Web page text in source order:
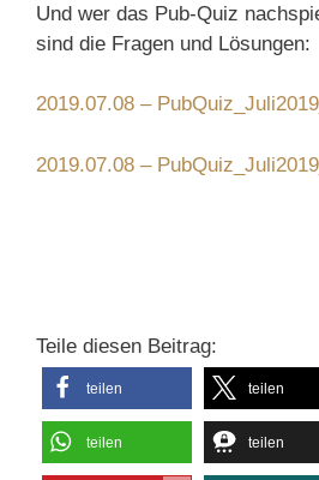
Und wer das Pub-Quiz
sind die Fragen und Lösungen:
2019.07.08 –
2019.07.08 –
Teile diesen Beitrag:
teilen teilen
teilen teilen